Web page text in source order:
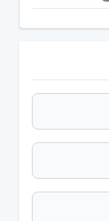
يمكن طهيها
من
ويمنح
بالشبع